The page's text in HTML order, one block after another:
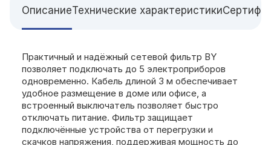
ОписаниеТехнические характеристики
Практичный и надёжный сетевой фильтр BY
позволяет подключать до 5 электроприборов
одновременно. Кабель длиной 3 м обеспечивает
удобное размещение в доме или офисе, а
встроенный выключатель позволяет быстро
отключать питание. Фильтр защищает
подключённые устройства от перегрузки и
скачков напряжения, поддерживая мощность до